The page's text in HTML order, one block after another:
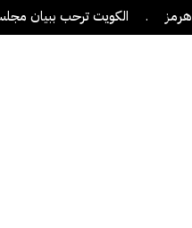
الكويت ترحب ببيان مجلس الأمن